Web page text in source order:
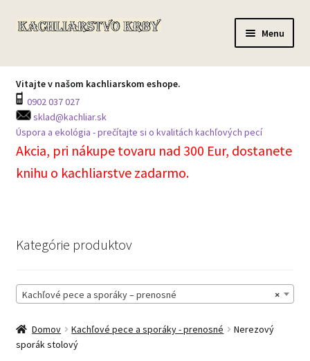
Preskočiť
Preskočiť
Menu
Domov
Všetky produkty
Môj účet
Košík
Kontakt na centrálu
Vitajte v našom kachliarskom eshope.
0902 037 027
sklad@kachliar.sk
Úspora a ekológia - prečítajte si o kvalitách kachľových pecí
Akcia, pri nákupe tovaru nad 300 Eur, dostanete
knihu o kachliarstve zadarmo.
Kategórie produktov
×
Kachľové pece a sporáky – prenosné
Domov Kachľové pece a sporáky - prenosné
Nerezový
sporák stolový